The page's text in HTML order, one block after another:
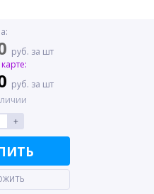
руб. за шт
руб. за шт
+